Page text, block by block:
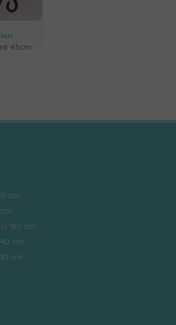
45cm
cm
180 cm
cm
cm